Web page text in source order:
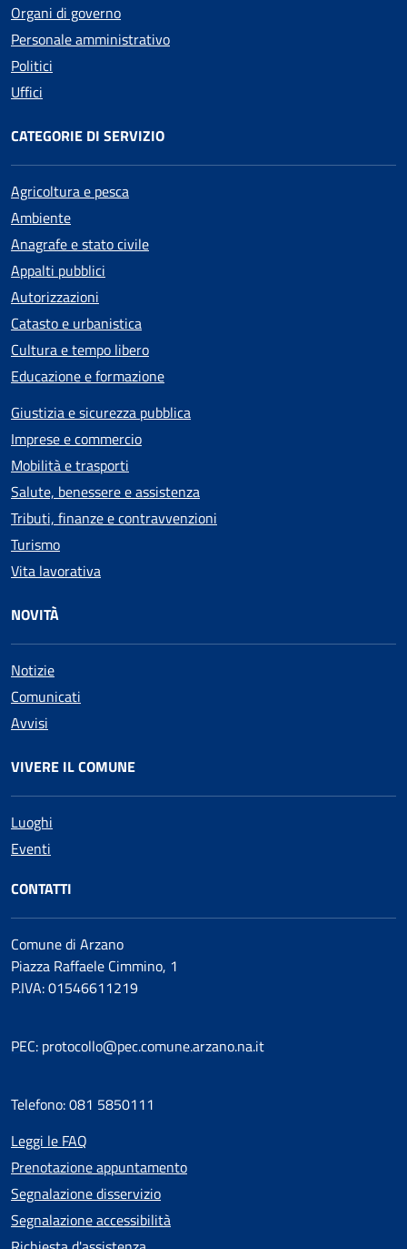
Organi di governo
Personale amministrativo
Politici
Uffici
CATEGORIE DI SERVIZIO
Agricoltura e pesca
Ambiente
Anagrafe e stato civile
Appalti pubblici
Autorizzazioni
Catasto e urbanistica
Cultura e tempo libero
Educazione e formazione
Giustizia e sicurezza pubblica
Imprese e commercio
Mobilità e trasporti
Salute, benessere e assistenza
Tributi, finanze e contravvenzioni
Turismo
Vita lavorativa
NOVITÀ
Notizie
Comunicati
Avvisi
VIVERE IL COMUNE
Luoghi
Eventi
CONTATTI
Comune di Arzano
Piazza Raffaele Cimmino, 1
P.IVA: 01546611219
PEC: protocollo@pec.comune.arzano.na.it
Telefono: 081 5850111
Leggi le FAQ
Prenotazione appuntamento
Segnalazione disservizio
Segnalazione accessibilità